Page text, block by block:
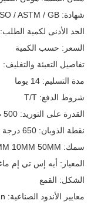
شهادة: ISO / ASTM / GB
الحد الأدنى لكمية الطلب: 100 كجم
السعر: حسب الكمية
تفاصيل التعبئة والتغليف:
مدة التسليم: 14 يوما
شروط الدفع: T/T
القدرة على التوريد: 500 طن شهرياً
نقطة الذوبان: 650 درجة مئوية
سمك: 1MM 1.5MM 2MM 3MM 5MM 10MM 50MM
المعيار: أيه إس تي إم
الشكل: القمع
معايير الأندود الصناعية: Mg Mn سبيكة M1C AZ80